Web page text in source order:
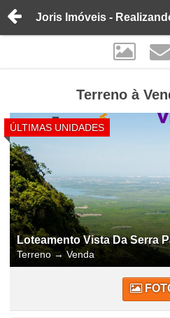
Joris Imóveis -
Terreno à
ÚLTIMAS UNIDADES
Loteamento Vista Da Serra
Terreno → Venda